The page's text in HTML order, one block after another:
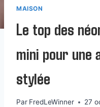
MAISON
Le top des
mini pour une
stylée
Par FredLeWinner 27